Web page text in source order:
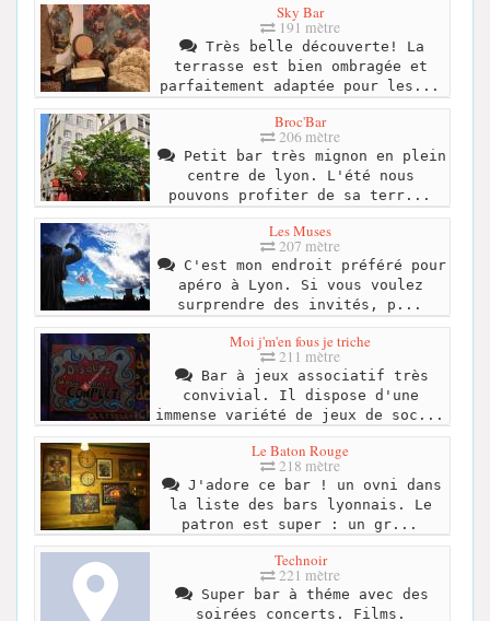
Sky Bar
191 mètre
Très belle découverte! La
terrasse est bien ombragée et
parfaitement adaptée pour les...
Broc'Bar
206 mètre
Petit bar très mignon en plein
centre de lyon. L'été nous
pouvons profiter de sa terr...
Les Muses
207 mètre
C'est mon endroit préféré pour
apéro à Lyon. Si vous voulez
surprendre des invités, p...
Moi j'm'en fous je triche
211 mètre
Bar à jeux associatif très
convivial. Il dispose d'une
immense variété de jeux de soc...
Le Baton Rouge
218 mètre
J'adore ce bar ! un ovni dans
la liste des bars lyonnais. Le
patron est super : un gr...
Technoir
221 mètre
Super bar à théme avec des
soirées concerts. Films.